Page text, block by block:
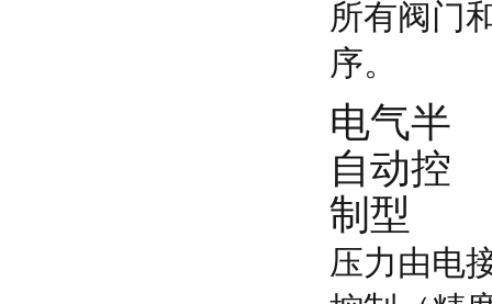
所有阀门
序。
电气半
自动控
制型
压力由电